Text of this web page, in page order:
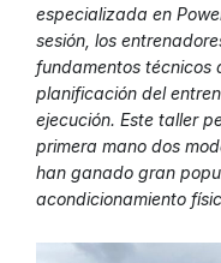
especializada en
sesión, los
fundamentos técnicos
planificación del
ejecución. Este taller
primera mano dos
han ganado gran
acondicionamiento